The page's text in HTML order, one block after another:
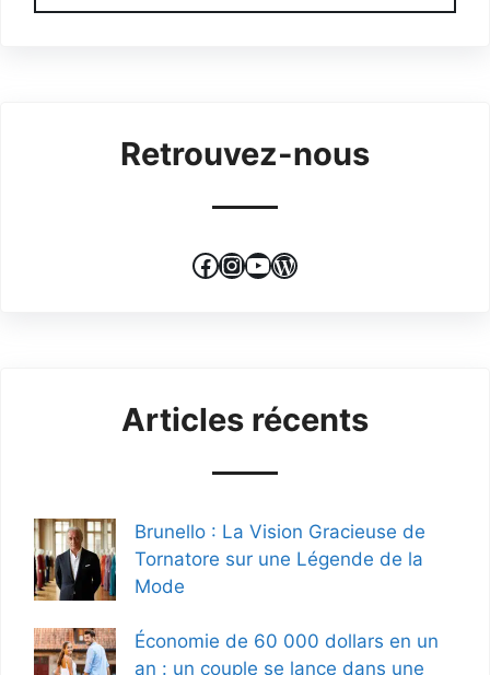
Retrouvez-nous
Facebook
Instagram
YouTube
WordPress
Articles récents
Brunello : La Vision Gracieuse de
Tornatore sur une Légende de la
Mode
Économie de 60 000 dollars en un
an : un couple se lance dans une